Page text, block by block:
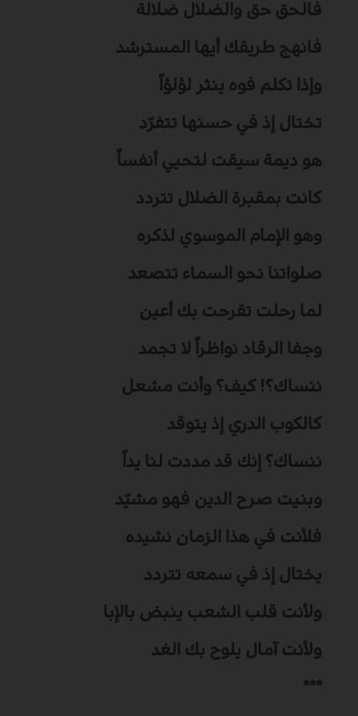
فالحق حق والضلال ضلالة
فانهج طريقك أيها المسترشد
وإذا تكلم فوه ينثر لؤلؤاً
تختال إذ في حسنها تتفرّد
هو ديمة سيقت لتحيي أنفساً
كانت بمقبرة الضلال تتردد
وهو الإمام الموسوي لذكره
صلواتنا نحو السماء تتصعد
لما رحلت تقرحت بك أعين
وجفا الرقاد نواظراً لا تجمد
ننساك؟! كيف؟ وأنت مشعل
كالكوب الدري إذ يتوقد
ننساك؟ إنك قد مددت لنا يداً
وبنيت صرح الدين فهو مشيّد
فلأنت في هذا الزمان نشيده
يختال إذ في سمعه تتردد
ولأنت قلب الشعب ينبض بالإبا
ولأنت آمال يلوح بك الغد
***